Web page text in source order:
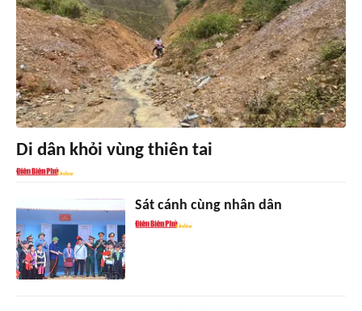
Di dân khỏi vùng thiên tai
Sát cánh cùng nhân dân